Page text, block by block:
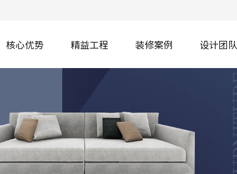
核心优势 精益工程 装修案例 设计团队